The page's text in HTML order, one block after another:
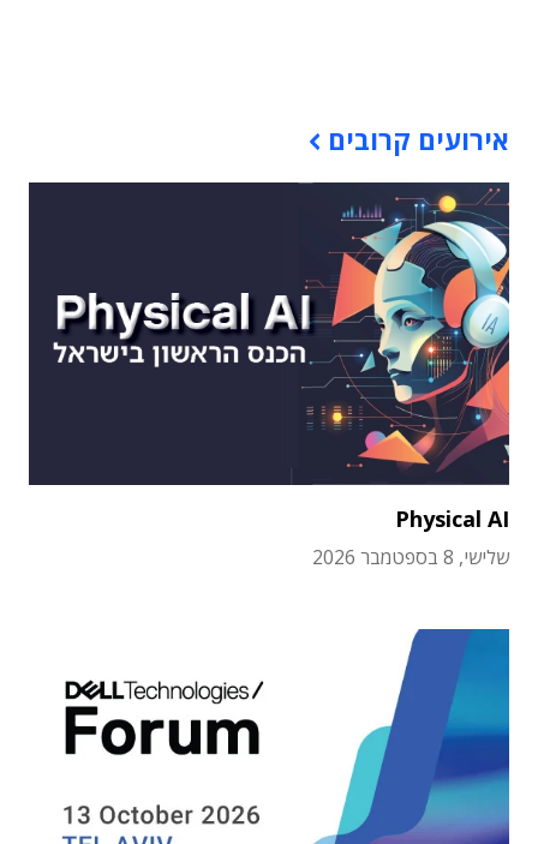
אירועים קרובים
Physical AI
שלישי, 8 בספטמבר 2026